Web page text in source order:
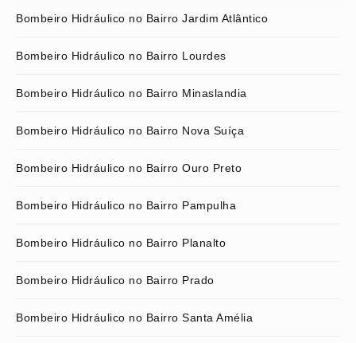
Bombeiro Hidráulico no Bairro Jardim Atlântico
Bombeiro Hidráulico no Bairro Lourdes
Bombeiro Hidráulico no Bairro Minaslandia
Bombeiro Hidráulico no Bairro Nova Suíça
Bombeiro Hidráulico no Bairro Ouro Preto
Bombeiro Hidráulico no Bairro Pampulha
Bombeiro Hidráulico no Bairro Planalto
Bombeiro Hidráulico no Bairro Prado
Bombeiro Hidráulico no Bairro Santa Amélia